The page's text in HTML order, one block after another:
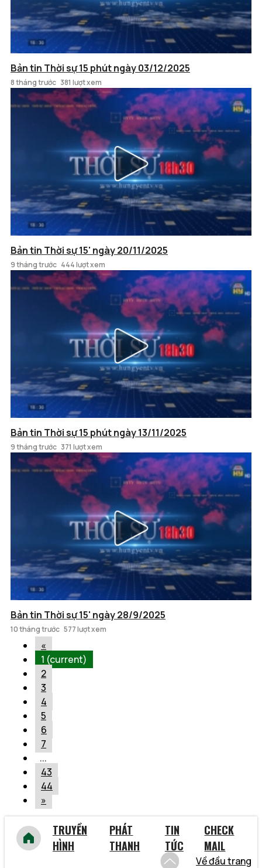
Bản tin Thời sự 15 phút ngày 03/12/2025
8 tháng trước 381 lượt xem
Bản tin Thời sự 15' ngày 20/11/2025
9 tháng trước 444 lượt xem
Bản tin Thời sự 15 phút ngày 13/11/2025
9 tháng trước 371 lượt xem
Bản tin Thời sự 15' ngày 28/9/2025
10 tháng trước 577 lượt xem
«
1 (current)
2
3
4
5
6
7
...
43
44
»
TRUYỀN
HÌNH
PHÁT
THANH
TIN
TỨC
CHECK
MAIL
Về đầu trang